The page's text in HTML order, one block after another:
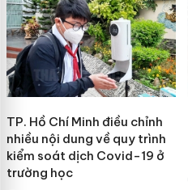
TP. Hồ Chí Minh điều chỉnh
nhiều nội dung về quy trình
kiểm soát dịch Covid-19 ở
trường học